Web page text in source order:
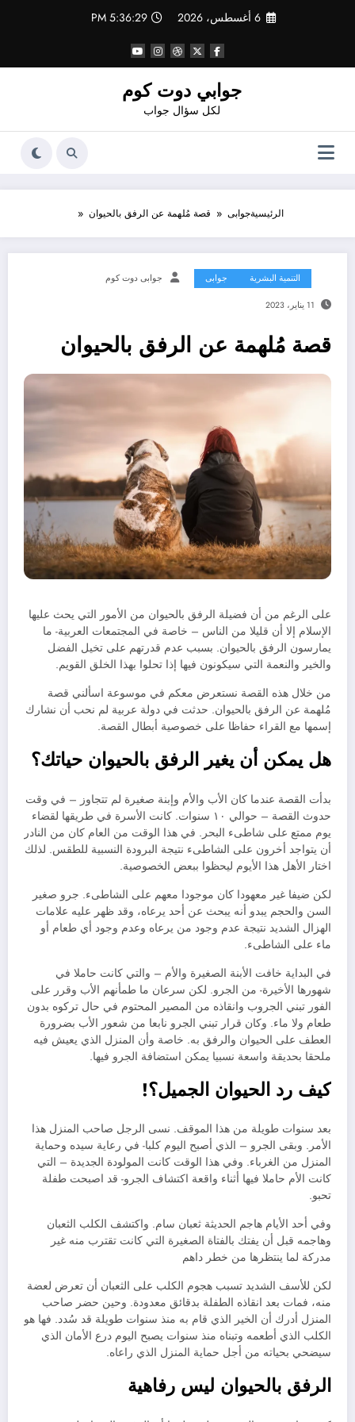
6 أغسطس، 2026 5:36:30 PM
جوابي دوت كوم
لكل سؤال جواب
الرئيسيةجوابى قصة مُلهمة عن الرفق بالحيوان
التنمية البشرية جوابى جوابى دوت كوم
11 يناير، 2023
قصة مُلهمة عن الرفق بالحيوان
على الرغم من أن فضيلة الرفق بالحيوان من الأمور التي يحث عليها
الإسلام إلا أن قليلا من الناس – خاصة في المجتمعات العربية- ما
يمارسون الرفق بالحيوان. بسبب عدم قدرتهم على تخيل الفضل
والخير والنعمة التي سيكونون فيها إذا تحلوا بهذا الخلق القويم.
من خلال هذه القصة نستعرض معكم في موسوعة اسألني قصة
مُلهمة عن الرفق بالحيوان. حدثت في دولة عربية لم نحب أن نشارك
إسمها مع القراء حفاظا على خصوصية أبطال القصة.
هل يمكن أن يغير الرفق بالحيوان حياتك؟
بدأت القصة عندما كان الأب والأم وإبنة صغيرة لم تتجاوز – في وقت
حدوث القصة – حوالي ١٠ سنوات. كانت الأسرة في طريقها لقضاء
يوم ممتع على شاطىء البحر. في هذا الوقت من العام كان من النادر
أن يتواجد أخرون على الشاطىء نتيجة البرودة النسبية للطقس. لذلك
اختار الأهل هذا الأيوم ليحظوا ببعض الخصوصية.
لكن ضيفا غير معهودا كان موجودا معهم على الشاطىء. جرو صغير
السن والحجم يبدو أنه يبحث عن أحد يرعاه، وقد ظهر عليه علامات
الهزال الشديد نتيجة عدم وجود من يرعاه وعدم وجود أي طعام أو
ماء على الشاطىء.
في البداية خافت الأبنة الصغيرة والأم – والتي كانت حاملا في
شهورها الأخيرة- من الجرو. لكن سرعان ما طمأنهم الأب وقرر على
الفور تبني الجروب وانقاذه من المصير المحتوم في حال تركوه بدون
طعام ولا ماء. وكان قرار تبني الجرو نابعا من شعور الأب بضرورة
العطف على الحيوان والرفق به. خاصة وأن المنزل الذي يعيش فيه
ملحقا بحديقة واسعة نسبيا يمكن استضافة الجرو فيها.
كيف رد الحيوان الجميل؟!
بعد سنوات طويلة من هذا الموقف. نسى الرجل صاحب المنزل هذا
الأمر. وبقى الجرو – الذي أصبح اليوم كلبا- في رعاية سيده وحماية
المنزل من الغرباء. وفي هذا الوقت كانت المولودة الجديدة – التي
كانت الأم حاملا فيها أثناء واقعة اكتشاف الجرو- قد اصبحت طفلة
تحبو.
وفي أحد الأيام هاجم الحديثة ثعبان سام. واكتشف الكلب الثعبان
وهاجمه قبل أن يفتك بالفتاة الصغيرة التي كانت تقترب منه غير
مدركة لما ينتظرها من خطر داهم
لكن للأسف الشديد تسبب هجوم الكلب على الثعبان أن تعرض لعضة
منه، فمات بعد انقاذه الطفلة بدقائق معدودة. وحين حضر صاحب
المنزل أدرك أن الخير الذي قام به منذ سنوات طويلة قد سُدد. فها هو
الكلب الذي أطعمه وتبناه منذ سنوات يصبح اليوم درع الأمان الذي
سيضحي بحياته من أجل حماية المنزل الذي راعاه.
الرفق بالحيوان ليس رفاهية